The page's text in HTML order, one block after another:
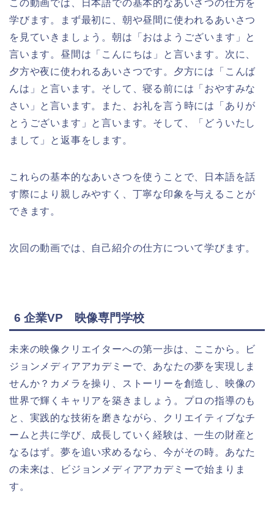
この動画では、日本語での基本的なあいさつの仕方を
学びます。まず最初に、朝や昼間に使われるあいさつ
を見ていきましょう。朝は「おはようございます」と
言います。昼間は「こんにちは」と言います。次に、
夕方や夜に使われるあいさつです。夕方には「こんば
んは」と言います。そして、寝る前には「おやすみな
さい」と言います。また、お礼を言う時には「ありが
とうございます」と言います。そして、「どういたし
まして」と返事をします。
これらの基本的なあいさつを使うことで、日本語を話
す際により親しみやすく、丁寧な印象を与えることが
できます。
次回の動画では、自己紹介の仕方について学びます。
6 企業VP 映像専門学校
未来の映像クリエイターへの第一歩は、ここから。ビ
ジョンメディアアカデミーで、あなたの夢を実現しま
せんか？カメラを操り、ストーリーを創造し、映像の
世界で輝くキャリアを築きましょう。プロの指導のも
と、実践的な技術を磨きながら、クリエイティブなチ
ームと共に学び、成長していく経験は、一生の財産と
なるはず。夢を追い求めるなら、今がその時。あなた
の未来は、ビジョンメディアアカデミーで始まりま
す。